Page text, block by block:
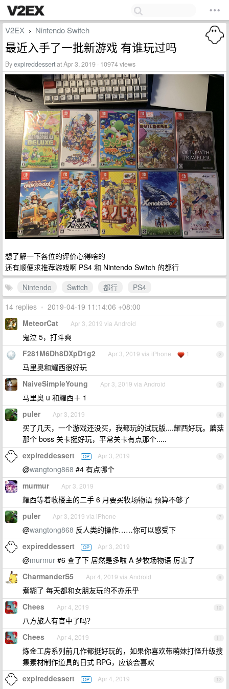
V2EX › Nintendo Switch
最近入手了一批新游戏 有谁玩过吗
Byexpireddessertat Apr 3, 2019 · 10974 views
想了解一下各位的评价心得啥的
还有顺便求推荐游戏啊 PS4 和 Nintendo Switch 的都行
Nintendo
Switch 都行
PS4
14 replies • 2019-04-19 11:14:06 +08:00
1
MeteorCat Apr 3, 2019 via Android
鬼泣 5，打斗爽
2
F281M6Dh8DXpD1g2 Apr 3, 2019 via iPhone 1
马里奥和耀西很好玩
3
NaiveSimpleYoung Apr 3, 2019 via Android
马里奥 u 和耀西＋ 1
4
puler Apr 3, 2019
买了几天，一个游戏还没买，我都玩的试玩版....耀西好玩。蘑菇
那个 boss 关卡挺好玩，平常关卡有点那个.....
5
expireddessert OP Apr 3, 2019
@wangtong868 #4 有点哪个
6
murmur Apr 3, 2019
耀西等着收楼主的二手 6 月要买牧场物语 预算不够了
7
puler Apr 3, 2019 via iPhone
@wangtong868 反人类的操作……你可以感受下
8
expireddessert OP Apr 3, 2019
@murmur #6 查了下 居然是多啦 A 梦牧场物语 厉害了
9
CharmanderS5 Apr 4, 2019 via Android
煮糊了 每天都和女朋友玩的不亦乐乎
10
Chees Apr 4, 2019
八方旅人有官中了吗？
11
Chees Apr 4, 2019
炼金工房系列前几作都挺好玩的，如果你喜欢带萌妹打怪升级搜
集素材制作道具的日式 RPG，应该会喜欢
12
expireddessert OP Apr 4, 2019